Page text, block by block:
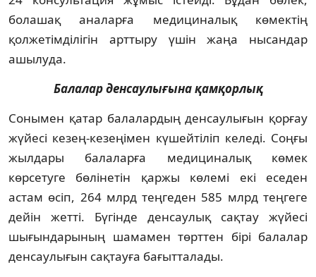
болашақ аналарға медициналық көмектің
қолжетімділігін арттыру үшін жаңа нысандар
ашылуда.
Балалар денсаулығына қамқорлық
Сонымен қатар балалардың денсаулығын қорғау
жүйесі кезең-кезеңімен күшейтіліп келеді. Соңғы
жылдары балаларға медициналық көмек
көрсетуге бөлінетін қаржы көлемі екі еседен
астам өсіп, 264 млрд теңгеден 585 млрд теңгеге
дейін жетті. Бүгінде денсаулық сақтау жүйесі
шығындарының шамамен төрттен бірі балалар
денсаулығын сақтауға бағытталады.